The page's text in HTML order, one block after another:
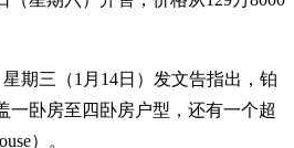
期三（1月14日）发文告指出，铂
一卧房至四卧房户型，还有一个超
）。